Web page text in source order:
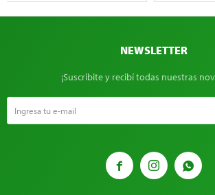
  
NEWSLETTER
¡Suscribite y recibí todas nuestras